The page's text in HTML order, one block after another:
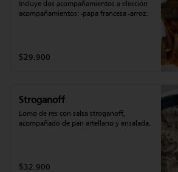
Incluye dos acompañamientos a elección
acompañamientos: -papa francesa -arroz.
$29.900
Stroganoff
Lomo de res con salsa stroganoff,
acompañado de pan artellano y ensalada.
$32.900